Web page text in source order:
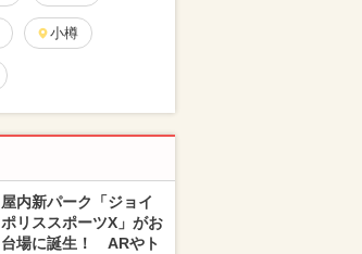
小樽
屋内新パーク「ジョイ
ポリススポーツX」がお
台場に誕生！ ARやト